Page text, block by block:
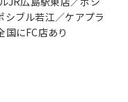
ブル若江／ケアプラ
国にFC店あり